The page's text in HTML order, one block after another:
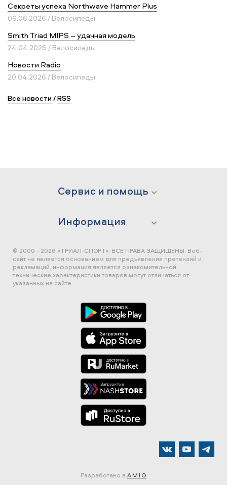
Секреты успеха Northwave Hammer Plus
06.06.2026 / Велосипеды
Smith Triad MIPS – удачная модель
24.04.2026 / Велосипеды
Новости Radio
20.04.2026 / Велосипеды
Все новости/RSS
Сервис и помощь
Информация
© 2000 - 2026 «ТРИАЛ-СПОРТ». ВСЕ ПРАВА ЗАЩИЩЕНЫ. Веб-
сайт не является основанием для предъявления претензий и
рекламаций, информация является ознакомительной,
технические характеристики товаров могут отличаться от
указанных на сайте.
Разработано в AMIO